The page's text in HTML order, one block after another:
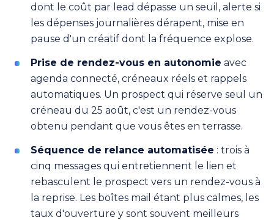
dont le coût par lead dépasse un seuil, alerte si
les dépenses journalières dérapent, mise en
pause d'un créatif dont la fréquence explose.
Prise de rendez-vous en autonomie avec
agenda connecté, créneaux réels et rappels
automatiques. Un prospect qui réserve seul un
créneau du 25 août, c'est un rendez-vous
obtenu pendant que vous êtes en terrasse.
Séquence de relance automatisée : trois à
cinq messages qui entretiennent le lien et
rebasculent le prospect vers un rendez-vous à
la reprise. Les boîtes mail étant plus calmes, les
taux d'ouverture y sont souvent meilleurs